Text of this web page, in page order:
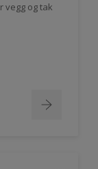
vegg og tak